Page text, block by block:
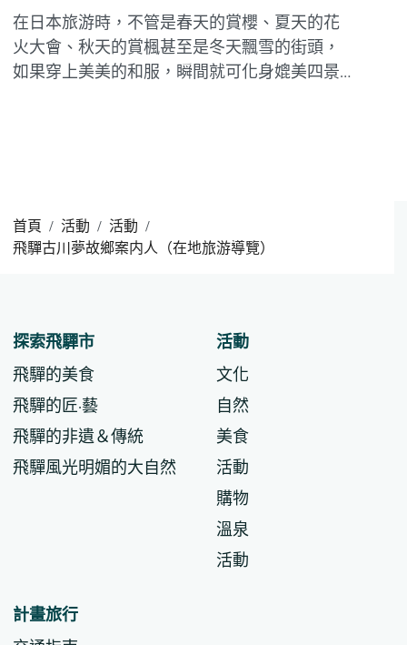
在日本旅游時，不管是春天的賞櫻、夏天的花
火大會、秋天的賞楓甚至是冬天飄雪的街頭，
如果穿上美美的和服，瞬間就可化身媲美四景
首頁 活動
活動
飛驒古川夢故鄉案内人（在地旅游導覽）
探索飛驒市
飛驒的美食
飛驒的匠·藝
飛驒的非遺＆傳統
飛驒風光明媚的大自然
活動
文化
自然
美食
活動
購物
溫泉
活動
計畫旅行